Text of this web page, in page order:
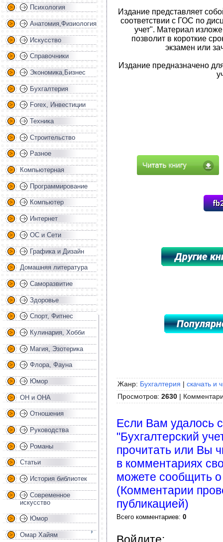
Психология
Анатомия,Физиология
Искусство
Справочники
Экономика,Бизнес
Бухгалтерия
Forex, Инвестиции
Техника
Строительство
Разное
Компьютерная
Программирование
Компьютер
Интернет
ОС и Сети
Графика и Дизайн
Домашняя литература
Саморазвитие
Здоровье
Спорт, Фитнес
Кулинария, Хобби
Магия, Эзотерика
Флора, Фауна
Юмор
ОН и ОНА
Отношения
Руководства
Романы
Статьи
История библиотек
Современное
искусство
Юмор
Омар Хайям
Издание представляет
соответствии с ГОС по
учет". Материал
позволит в короткие
экзамен или
Издание предназначено
Жанр: Бухгалтерия | скачать и
Просмотров: 2630 |
Если Вам удалось
"Бухгалтерский
прочитать или Вы
в комментариях
можете сообщить
(Комментарии
публикацией)
Всего комментариев: 0
Войдите: